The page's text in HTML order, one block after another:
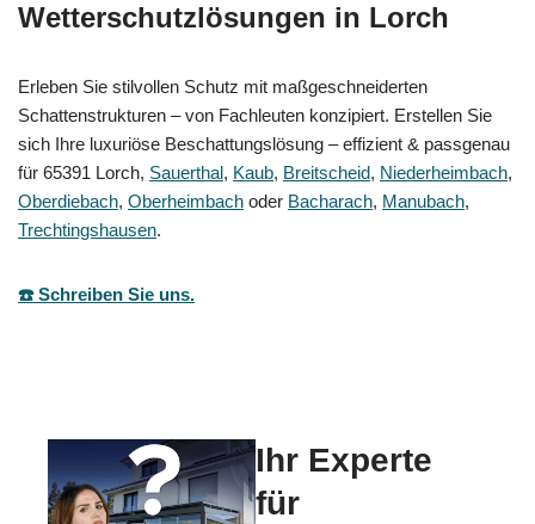
Wetterschutzlösungen in Lorch
Erleben Sie stilvollen Schutz mit maßgeschneiderten
Schattenstrukturen – von Fachleuten konzipiert. Erstellen Sie
sich Ihre luxuriöse Beschattungslösung – effizient & passgenau
für 65391 Lorch, Sauerthal, Kaub, Breitscheid, Niederheimbach,
Oberdiebach, Oberheimbach oder Bacharach, Manubach,
Trechtingshausen.
☎️ Schreiben Sie uns.
Ihr Experte
für